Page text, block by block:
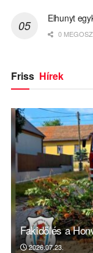
Elhunyt
0
Friss Hírek
Fakidőlés a
2026.07.23.